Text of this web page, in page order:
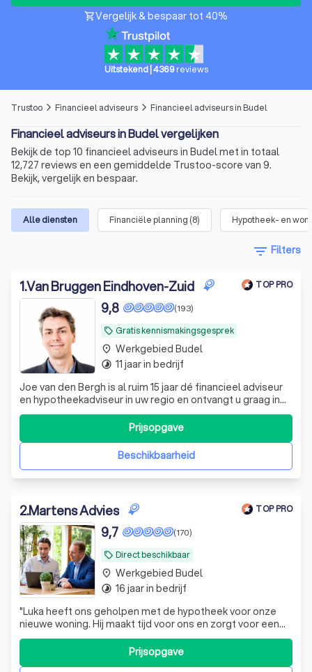
shopping_cartVergelijk & bespaar tot 40%
Uitstekend| 4369 reviews
Trustoo arrow_forward_ios Financieel adviseurs arrow_forward_ios Financieel adviseurs in Budel
Financieel adviseurs in Budel vergelijken
Bekijk de top 10 financieel adviseurs in Budel met in totaal
12,727 reviews en een gemiddelde Trustoo-score van 9.
Bekijk, vergelijk en bespaar.
Alle diensten Financiële planning (8) Hypotheek- en
filter_list Filters
1.Van Bruggen Eindhoven-Zuid TOP PRO
local_offer Gratis kennismakingsgesprek
(193)
9,8
Joe van den Bergh is al ruim 15 jaar dé financieel adviseur
en hypotheekadviseur in uw regio en ontvangt u graag in
zijn kantoor aan de Bakkerstraat 4 in Valkenswaard. U bent
hier van harte welkom voor een vrijblijvend adviesgesprek
over uw financiële situatie, maar indien gewenst komt Joe
ook graag
Beschikbaarheid
Prijsopgave
place Werkgebied Budel
timelapse 11 jaar in bedrijf
2.Martens Advies TOP PRO
local_offer Direct beschikbaar
(170)
9,7
"Luka heeft ons geholpen met de hypotheek voor onze
nieuwe woning. Hij maakt tijd voor ons en zorgt voor een
begrijpbare uitleg. Bespreekt goed alle opties door en
laat zien waarom hij bepaalde keuzes wel of niet zou
adviseren.
Prijsopgave
place Werkgebied Budel
timelapse 16 jaar in bedrijf